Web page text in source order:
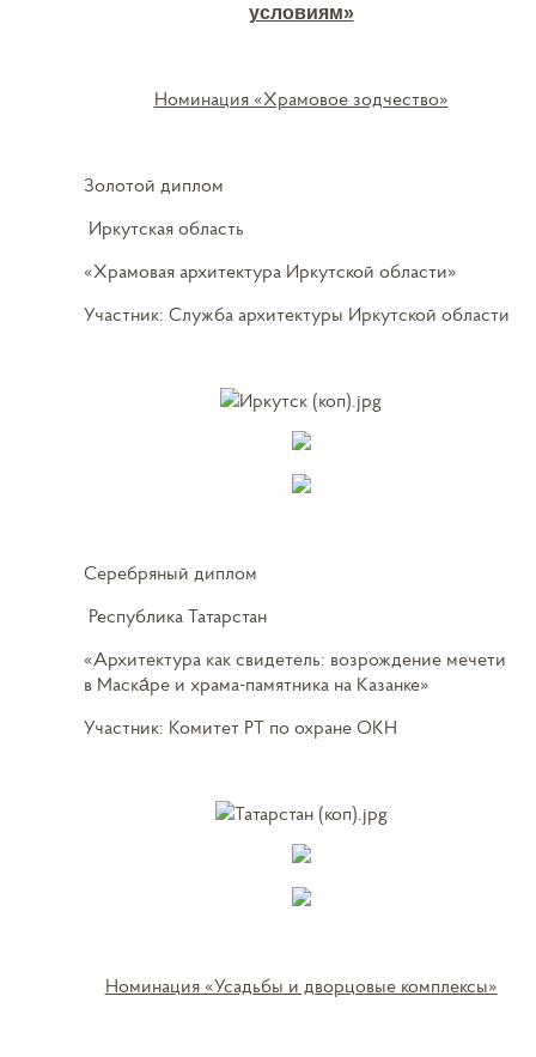
условиям»
Номинация «Храмовое зодчество»
Золотой диплом
Иркутская область
«Храмовая архитектура Иркутской области»
Участник: Служба архитектуры Иркутской области
Серебряный диплом
Республика Татарстан
«Архитектура как свидетель: возрождение мечети
в Маска́ре и храма-памятника на Казанке»
Участник: Комитет РТ по охране ОКН
Номинация «Усадьбы и дворцовые комплексы»